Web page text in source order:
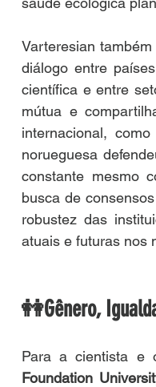
Varteresian
diálogo entre
científica e entre
mútua e
internacional,
norueguesa
constante mesmo
busca de
robustez das
atuais e futuras nos
👭Gênero,
Para a cientista e
Foundation